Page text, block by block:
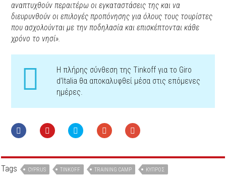
αναπτυχθούν περαιτέρω οι εγκαταστάσεις της και να
διευρυνθούν οι επιλογές προπόνησης για όλους τους τουρίστες
που ασχολούνται με την ποδηλασία και επισκέπτονται κάθε
χρόνο το νησί».
Η πλήρης σύνθεση της Tinkoff για το Giro
d’Italia θα αποκαλυφθεί μέσα στις επόμενες
ημέρες.
Tags CYPRUS TINKOFF TRAINING CAMP ΚΎΠΡΟΣ